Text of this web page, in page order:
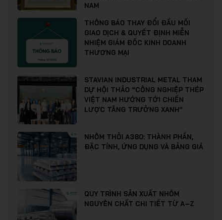
NAM
THÔNG BÁO THAY ĐỔI ĐẦU MỐI
GIAO DỊCH & QUYẾT ĐỊNH MIỄN
NHIỆM GIÁM ĐỐC KINH DOANH
THƯƠNG MẠI
STAVIAN INDUSTRIAL METAL THAM
DỰ HỘI THẢO “CÔNG NGHIỆP THÉP
VIỆT NAM HƯỚNG TỚI CHIẾN
LƯỢC TĂNG TRƯỞNG XANH”
NHÔM THỎI A380: THÀNH PHẦN,
ĐẶC TÍNH, ỨNG DỤNG VÀ BẢNG GIÁ
QUY TRÌNH SẢN XUẤT NHÔM
NGUYÊN CHẤT CHI TIẾT TỪ A–Z